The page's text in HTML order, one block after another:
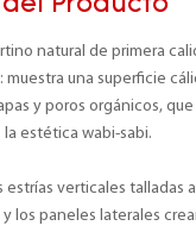
Producto
natural de primera
muestra una superficie
y poros orgánicos,
estética wabi-sabi.
estrías verticales talladas
los paneles laterales